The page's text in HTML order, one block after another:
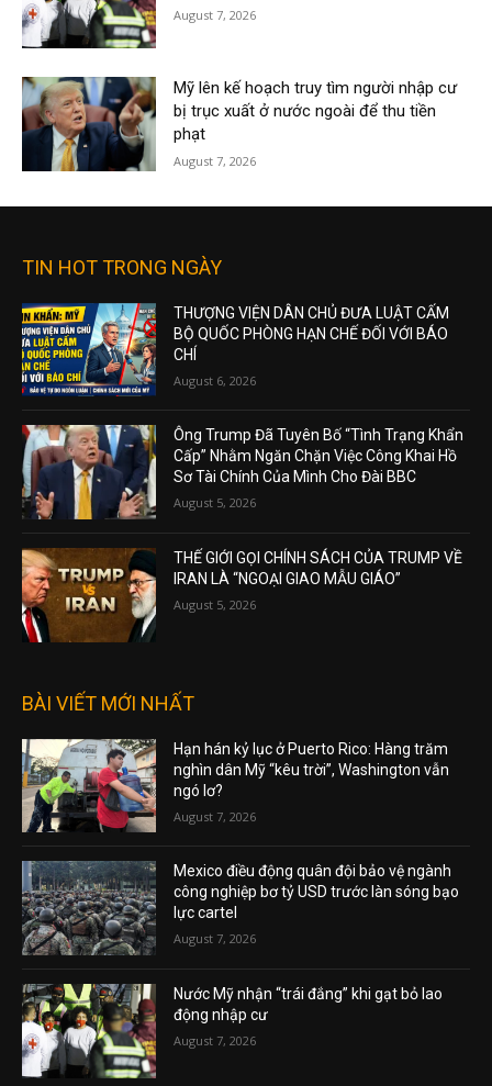
August 7, 2026
Mỹ lên kế hoạch truy tìm người nhập cư
bị trục xuất ở nước ngoài để thu tiền
phạt
August 7, 2026
TIN HOT TRONG NGÀY
THƯỢNG VIỆN DÂN CHỦ ĐƯA LUẬT CẤM
BỘ QUỐC PHÒNG HẠN CHẾ ĐỐI VỚI BÁO
CHÍ
August 6, 2026
Ông Trump Đã Tuyên Bố “Tình Trạng Khẩn
Cấp” Nhằm Ngăn Chặn Việc Công Khai Hồ
Sơ Tài Chính Của Mình Cho Đài BBC
August 5, 2026
THẾ GIỚI GỌI CHÍNH SÁCH CỦA TRUMP VỀ
IRAN LÀ “NGOẠI GIAO MẪU GIÁO”
August 5, 2026
BÀI VIẾT MỚI NHẤT
Hạn hán kỷ lục ở Puerto Rico: Hàng trăm
nghìn dân Mỹ “kêu trời”, Washington vẫn
ngó lơ?
August 7, 2026
Mexico điều động quân đội bảo vệ ngành
công nghiệp bơ tỷ USD trước làn sóng bạo
lực cartel
August 7, 2026
Nước Mỹ nhận “trái đắng” khi gạt bỏ lao
động nhập cư
August 7, 2026